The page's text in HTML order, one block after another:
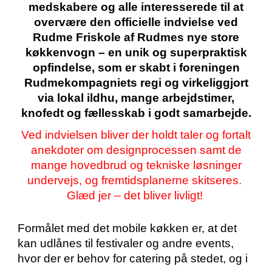
medskabere og alle interesserede til at
overvære den officielle indvielse ved
Rudme Friskole af Rudmes nye store
køkkenvogn – en unik og superpraktisk
opfindelse, som er skabt i foreningen
Rudmekompagniets regi og virkeliggjort
via lokal ildhu, mange arbejdstimer,
knofedt og fællesskab i godt samarbejde.
Ved indvielsen bliver der holdt taler og fortalt
anekdoter om designprocessen samt de
mange hovedbrud og tekniske løsninger
undervejs, og fremtidsplanerne skitseres.
Glæd jer – det bliver livligt!
Formålet med det mobile køkken er, at det
kan udlånes til festivaler og andre events,
hvor der er behov for catering på stedet, og i